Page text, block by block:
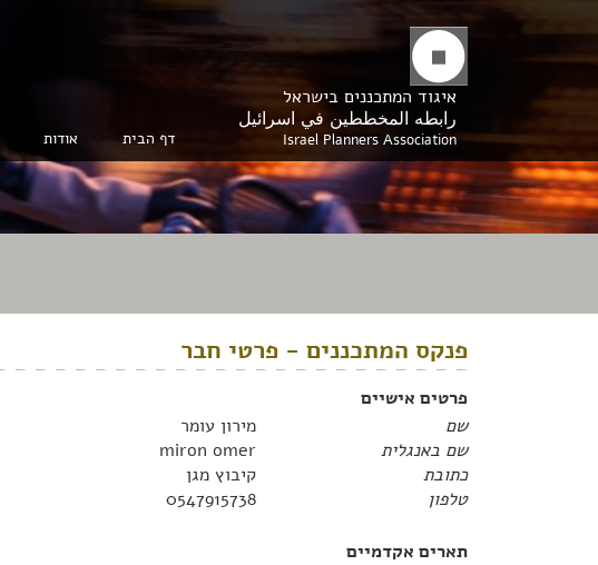
איגוד המתכננים בישראל
رابطه المخططين في اسرائيل
Israel Planners Association דף הבית אודות
פנקס המתכננים - פרטי חבר
פרטים אישיים
שם
מירון עומר
שם באנגלית
miron omer
כתובת
קיבוץ מגן
טלפון
0547915738
תארים אקדמיים